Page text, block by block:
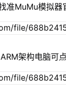
准MuMu模拟器
架构电脑可